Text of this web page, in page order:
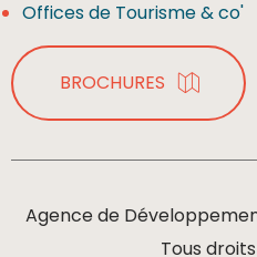
Offices de Tourisme & co'
BROCHURES
Agence de
Tous